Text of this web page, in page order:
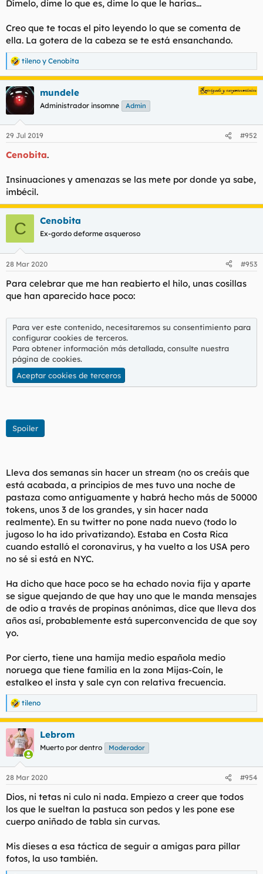
Dímelo, dime lo que es, dime lo que le harías...
Creo que te tocas el pito leyendo lo que se comenta de
ella. La gotera de la cabeza se te está ensanchando.
R
e
a
c
i
e
:
tileno y Cenobita
mundele
Administrador insomne Admin
29 Jul 2019 #952
Cenobita.
Insinuaciones y amenazas se las mete por donde ya sabe,
imbécil.
C Cenobita
Ex-gordo deforme asqueroso
28 Mar 2020 #953
Para celebrar que me han reabierto el hilo, unas cosillas
que han aparecido hace poco:
Para ver este contenido, necesitaremos su consentimiento para
configurar cookies de terceros.
Para obtener información más detallada, consulte nuestra
página de cookies.
Aceptar cookies de terceros
Spoiler
Lleva dos semanas sin hacer un stream (no os creáis que
está acabada, a principios de mes tuvo una noche de
pastaza como antiguamente y habrá hecho más de 50000
tokens, unos 3 de los grandes, y sin hacer nada
realmente). En su twitter no pone nada nuevo (todo lo
jugoso lo ha ido privatizando). Estaba en Costa Rica
cuando estalló el coronavirus, y ha vuelto a los USA pero
no sé si está en NYC.
Ha dicho que hace poco se ha echado novia fija y aparte
se sigue quejando de que hay uno que le manda mensajes
de odio a través de propinas anónimas, dice que lleva dos
años así, probablemente está superconvencida de que soy
yo.
Por cierto, tiene una hamija medio española medio
noruega que tiene familia en la zona Mijas-Coín, le
estalkeo el insta y sale cyn con relativa frecuencia.
R
e
a
c
c
e
s
:
tileno
Lebrom
Muerto por dentro Moderador
28 Mar 2020 #954
Dios, ni tetas ni culo ni nada. Empiezo a creer que todos
los que le sueltan la pastuca son pedos y les pone ese
cuerpo aniñado de tabla sin curvas.
Mis dieses a esa táctica de seguir a amigas para pillar
fotos, la uso también.